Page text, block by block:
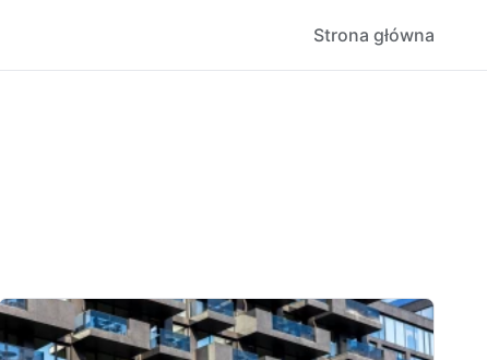
Strona główna